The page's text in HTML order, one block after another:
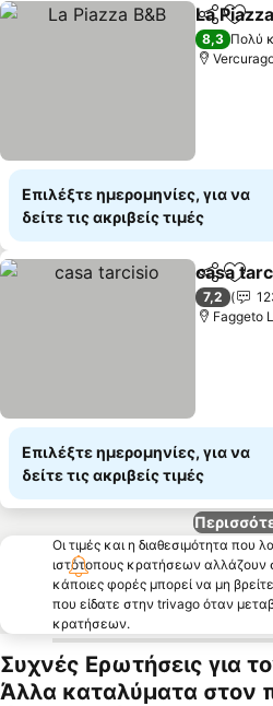
La
8,3 Πολύ
Επιλέξτε ημερομηνίες, για να
δείτε τις ακριβείς τιμές
casa
7,2
Faggeto
Επιλέξτε ημερομηνίες, για να
δείτε τις ακριβείς τιμές
Οι τιμές και η διαθεσιμότητα που
ιστότοπους κρατήσεων αλλάζουν
κάποιες φορές μπορεί να μη
που είδατε στην trivago όταν
κρατήσεων.
Συχνές Ερωτήσεις για
Άλλα καταλύματα στον